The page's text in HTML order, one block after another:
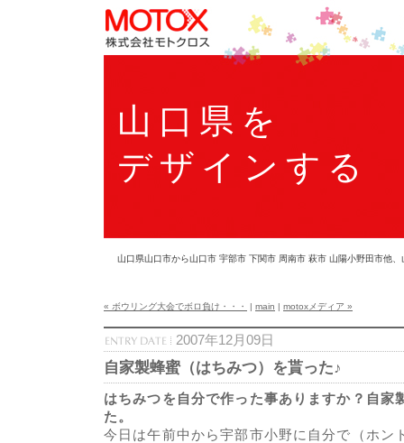
山口県を
デザインする
山口県山口市から山口市 宇部市 下関市 周南市 萩市 山陽小野田市他
« ボウリング大会でボロ負け・・・ | main | motoxメディア »
2007年12月09日
自家製蜂蜜（はちみつ）を貰った♪
はちみつを自分で作った事ありますか？自家
た。
今日は午前中から宇部市小野に自分で（ホン